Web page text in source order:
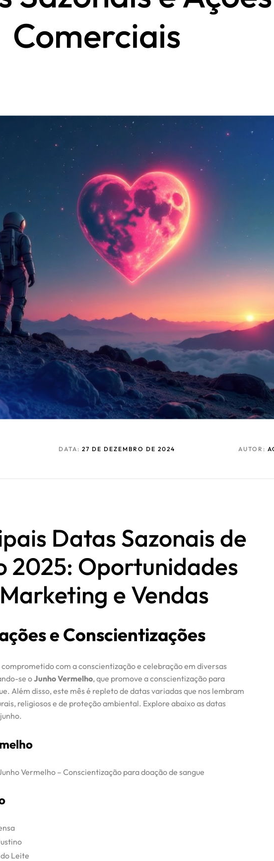
Comerciais
DATA: 27 DE DEZEMBRO DE 2024 AUTOR:
Datas Sazonais de
2025: Oportunidades
e Vendas
e Conscientizações
comprometido com a conscientização e celebração em diversas
se oJunho Vermelho, que promove a conscientização para
Além disso, este mês é repleto de datas variadas que nos lembram
religiosos e de proteção ambiental. Explore abaixo as datas
Vermelho – Conscientização para doação de sangue
Leite